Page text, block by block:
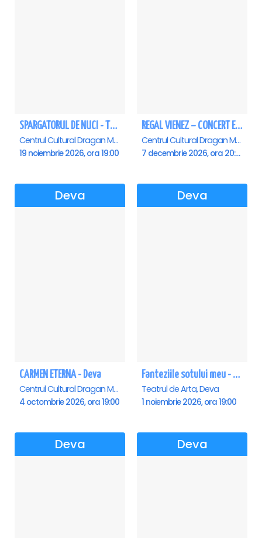
SPARGATORUL DE NUCI - Turneu National - Deva
Centrul Cultural Dragan Muntean, Deva
19 noiembrie 2026, ora 19:00
REGAL VIENEZ – CONCERT EXTRAORDINAR DE CRACIUN - Deva
Centrul Cultural Dragan Muntean, Deva
7 decembrie 2026, ora 20:00
Deva
CARMEN ETERNA - Deva
Centrul Cultural Dragan Muntean, Deva
4 octombrie 2026, ora 19:00
Deva
Fanteziile sotului meu - Deva
Teatrul de Arta, Deva
1 noiembrie 2026, ora 19:00
Deva Deva